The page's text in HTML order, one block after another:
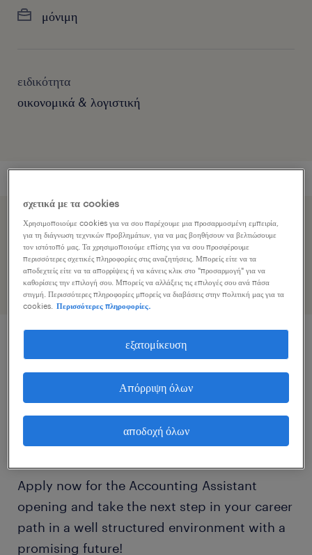
μόνιμη
ειδικότητα
οικονομικά & λογιστική
Επιταχύνετε την εφαρμογή εργασίας κοινοποιώντας το
προφίλ σας
περιγραφή εργασίας
We are looking for an ambitious Accounting
Assistant, on behalf of a leading company in
the sector of 3rd party logistics!
Apply now for the Accounting Assistant
opening and take the next step in your career
path in a well structured environment with a
promising future!
σχετικά με τα cookies
Χρησιμοποιούμε cookies για να σου παρέχουμε μια προσαρμοσμένη εμπειρία,
για τη διάγνωση τεχνικών προβλημάτων, για να μας βοηθήσουν να βελτιώσουμε
τον ιστότοπό μας. Τα χρησιμοποιούμε επίσης για να σου προσφέρουμε
περισσότερες σχετικές πληροφορίες στις αναζητήσεις. Μπορείς είτε να τα
αποδεχτείς είτε να τα απορρίψεις ή να κάνεις κλικ στο "προσαρμογή" για να
καθορίσεις την επιλογή σου. Μπορείς να αλλάξεις τις επιλογές σου ανά πάσα
στιγμή. Περισσότερες πληροφορίες μπορείς να διαβάσεις στην πολιτική μας για τα
cookies.
Περισσότερες πληροφορίες.
εξατομίκευση
Απόρριψη όλων
αποδοχή όλων